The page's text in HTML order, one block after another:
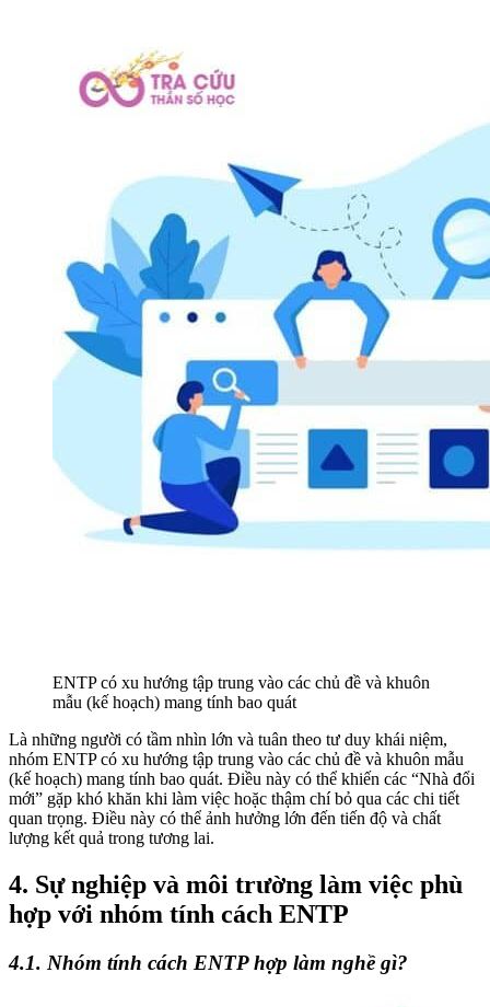
ENTP có xu hướng tập trung vào các chủ đề và khuôn
mẫu (kế hoạch) mang tính bao quát
Là những người có tầm nhìn lớn và tuân theo tư duy khái niệm,
nhóm ENTP có xu hướng tập trung vào các chủ đề và khuôn mẫu
(kế hoạch) mang tính bao quát. Điều này có thể khiến các “Nhà đổi
mới” gặp khó khăn khi làm việc hoặc thậm chí bỏ qua các chi tiết
quan trọng. Điều này có thể ảnh hưởng lớn đến tiến độ và chất
lượng kết quả trong tương lai.
4. Sự nghiệp và môi trường làm việc phù
hợp với nhóm tính cách ENTP
4.1. Nhóm tính cách ENTP hợp làm nghề gì?